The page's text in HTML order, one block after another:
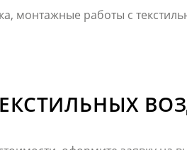
монтажные работы с